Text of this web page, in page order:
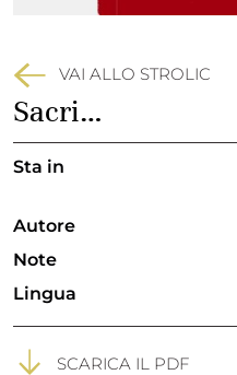
VAI ALLO STROLIC
Sacri…
Sta in
Autore
Note
Lingua
SCARICA IL PDF